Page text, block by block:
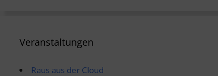
Veranstaltungen
Raus aus der Cloud